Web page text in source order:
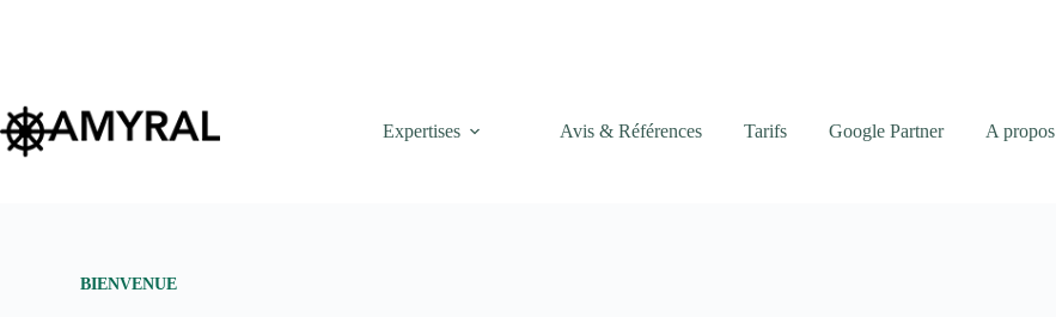
Expertises Avis & Références Tarifs Google Partner A propos
BIENVENUE